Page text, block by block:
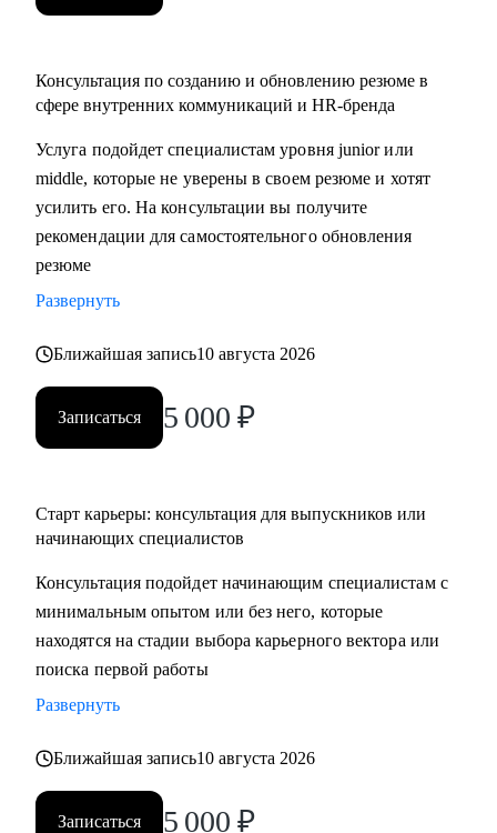
• проанализировать ваше текущее резюме и дать советы
• специалистам, которые хотят развиваться в сфере
мероприятий, комьюнити-менеджмента
• тем, кто хочет сменить карьерный трек и перейти во
внутриком, HR-бренд и корпоративный ивент
• специалистам уровня Junior и Middle: внутренние
коммуникации, HR-бренд, event-менеджер
Консультация по созданию и обновлению резюме в
сфере внутренних коммуникаций и HR-бренда
Услуга подойдет специалистам уровня junior или
middle, которые не уверены в своем резюме и хотят
усилить его. На консультации вы получите
рекомендации для самостоятельного обновления
резюме
Развернуть
Ближайшая запись10 августа 2026
Записаться 5 000 ₽
Старт карьеры: консультация для выпускников или
начинающих специалистов
Консультация подойдет начинающим специалистам с
минимальным опытом или без него, которые
находятся на стадии выбора карьерного вектора или
поиска первой работы
Развернуть
Ближайшая запись10 августа 2026
Записаться 5 000 ₽